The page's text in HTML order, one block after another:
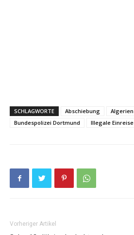
SCHLAGWORTE Abschiebung
Algerien
Bundespolizei Dortmund
Illegale Einreise
Vorheriger Artikel